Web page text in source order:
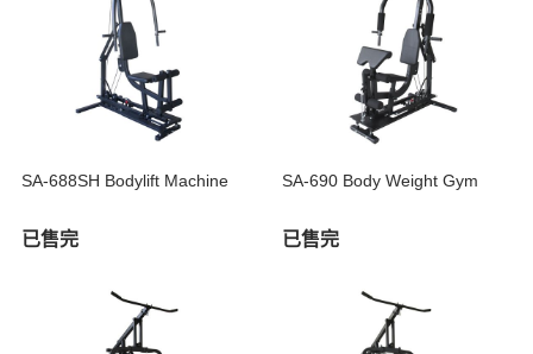
SA-688SH Bodylift Machine
已售完
SA-690 Body Weight Gym
已售完